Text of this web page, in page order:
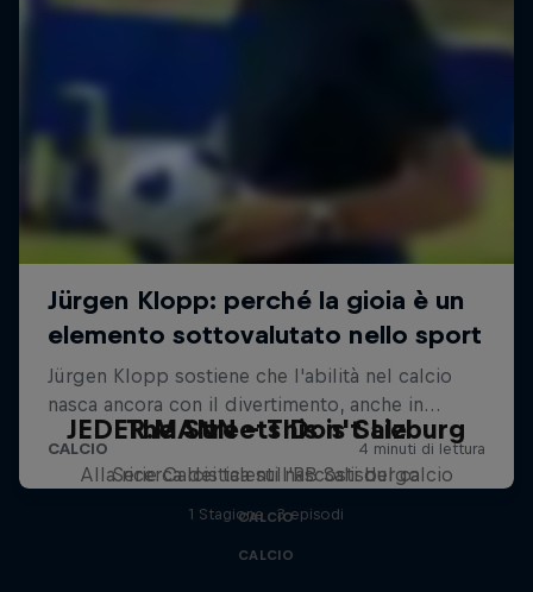
JEDER.MANN - This is Salzburg
Serie Calcistica sull'RB Salisburgo
CALCIO
The Streets Don't Lie
Alla ricerca dei talenti nascosti del calcio
1 Stagione · 3 episodi
CALCIO